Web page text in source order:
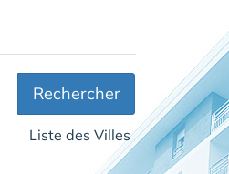
Rechercher
Liste des Villes